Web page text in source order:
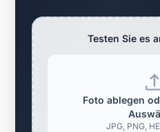
Testen Sie es
Foto ablegen
JPG, PNG,